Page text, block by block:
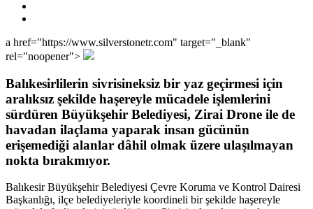
a href="https://www.silverstonetr.com" target="_blank"
rel="noopener">
Balıkesirlilerin sivrisineksiz bir yaz geçirmesi için
aralıksız şekilde haşereyle mücadele işlemlerini
sürdüren Büyükşehir Belediyesi, Zirai Drone ile de
havadan ilaçlama yaparak insan gücünün
erişemediği alanlar dâhil olmak üzere ulaşılmayan
nokta bırakmıyor.
Balıkesir Büyükşehir Belediyesi Çevre Koruma ve Kontrol Dairesi
Başkanlığı, ilçe belediyeleriyle koordineli bir şekilde haşereyle